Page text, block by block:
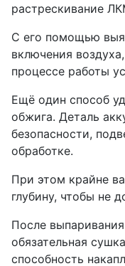
растрескивание
С его помощью
включения
процессе работы
Ещё один способ
обжига. Деталь
безопасности,
обработке.
При этом крайне
глубину, чтобы не
После
обязательная
способность